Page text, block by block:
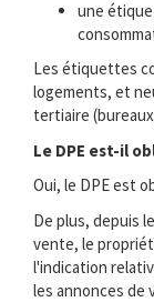
une
Les étiquettes
logements, et
tertiaire
Le DPE est-il
Oui, le DPE est
De plus, depuis
vente, le
l'indication
les annonces de